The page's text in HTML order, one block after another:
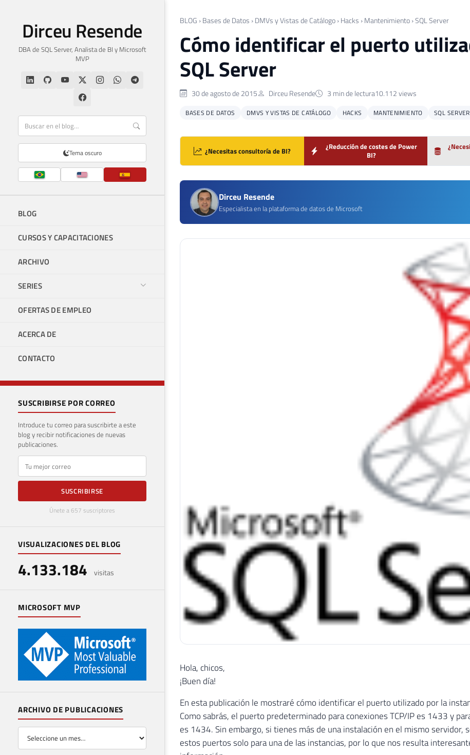
Dirceu Resende
DBA de SQL Server, Analista de BI y Microsoft
MVP
Tema oscuro
BLOG
CURSOS Y CAPACITACIONES
ARCHIVO
SERIES
OFERTAS DE EMPLEO
ACERCA DE
CONTACTO
SUSCRIBIRSE POR CORREO
Introduce tu correo para suscribirte a este
blog y recibir notificaciones de nuevas
publicaciones.
E-mail
SUSCRIBIRSE
Únete a 657 suscriptores
VISUALIZACIONES DEL BLOG
4.133.184 visitas
MICROSOFT MVP
ARCHIVO DE PUBLICACIONES
BLOG › Bases de Datos › DMVs y Vistas de Catálogo › Hacks › Mantenimiento ›SQL Server
Cómo identificar el puerto
SQL Server
30 de agosto de 2015 Dirceu Resende 3 min de lectura10.112 views
BASES DE DATOS DMVS Y VISTAS DE CATÁLOGO HACKS MANTENIMIENTO SQL SERVER
¿Necesitas consultoría de BI?
¿Reducción de costes de Power
BI?
Dirceu Resende
Especialista en la plataforma de datos de Microsoft
Hola, chicos,
¡Buen día!
En esta publicación le mostraré cómo identificar el puerto utilizado por la
Como sabrás, el puerto predeterminado para conexiones TCP/IP es 1433 y
es 1434. Sin embargo, si tienes más de una instalación en el mismo servidor,
estos puertos solo para una de las instancias, por lo que nos resulta